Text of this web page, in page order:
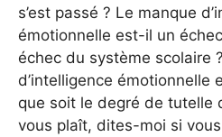
s’est passé ? Le manque
émotionnelle est-il un
échec du système scolaire
d’intelligence émotionnelle
que soit le degré de tutelle
vous plaît, dites-moi si